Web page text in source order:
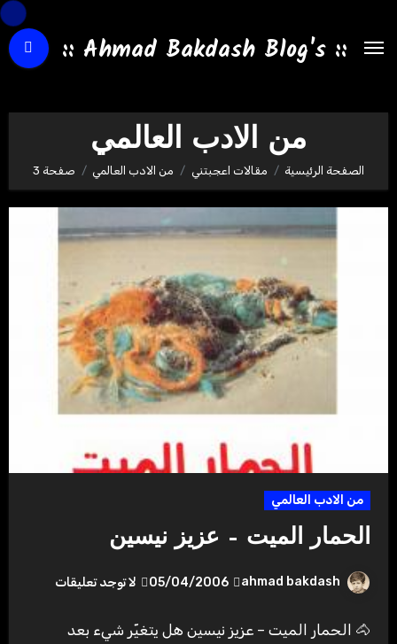
:: Ahmad Bakdash Blog's ::
من الادب العالمي
الصفحة الرئيسية مقالات اعجبتني من الادب العالمي صفحة 3
من الادب العالمي
الحمار الميت – عزيز نيسين
ahmad bakdash
05/04/2006 لا توجد تعليقات
🐴 الحمار الميت – عزيز نيسين هل يتغيّر شيء بعد